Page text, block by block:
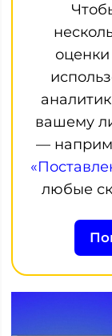
вашему
—
любые